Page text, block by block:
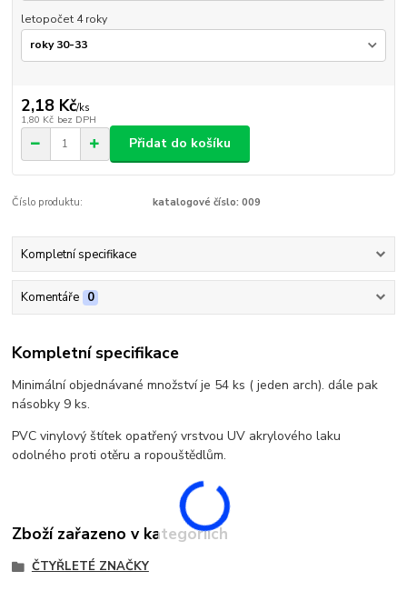
letopočet 4 roky
2,18 Kč/ks
1,80 Kč bez DPH
Přidat do košíku
Číslo produktu: katalogové číslo: 009
Kompletní specifikace
Komentáře 0
Kompletní specifikace
Minimální objednávané množství je 54 ks ( jeden arch). dále pak
násobky 9 ks.
PVC vinylový štítek opatřený vrstvou UV akrylového laku
odolného proti otěru a ropouštědlům.
Zboží zařazeno v kategoriích
ČTYŘLETÉ ZNAČKY